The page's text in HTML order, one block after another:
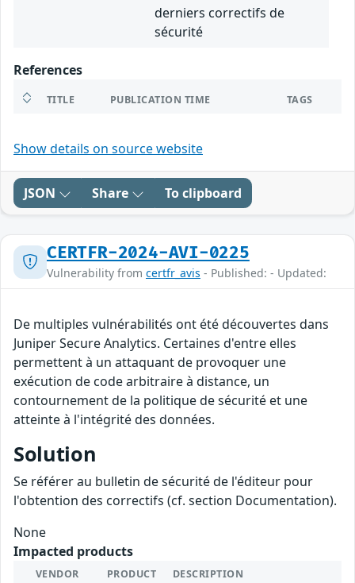
derniers correctifs de
sécurité
References
TITLE PUBLICATION TIME TAGS
Show details on source website
JSON Share To clipboard
CERTFR-2024-AVI-0225
Vulnerability from certfr_avis - Published: - Updated:
De multiples vulnérabilités ont été découvertes dans
Juniper Secure Analytics. Certaines d'entre elles
permettent à un attaquant de provoquer une
exécution de code arbitraire à distance, un
contournement de la politique de sécurité et une
atteinte à l'intégrité des données.
Solution
Se référer au bulletin de sécurité de l'éditeur pour
l'obtention des correctifs (cf. section Documentation).
None
Impacted products
VENDOR PRODUCT DESCRIPTION